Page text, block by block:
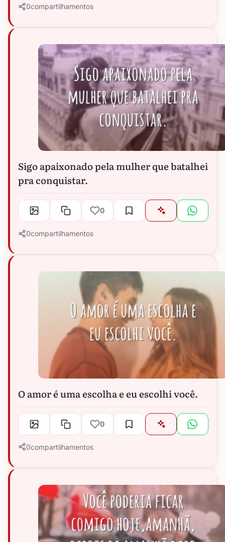
0compartilhamentos
Sigo apaixonado pela mulher que batalhei
pra conquistar.
0
0compartilhamentos
O amor é uma escolha e eu escolhi você.
0
0compartilhamentos